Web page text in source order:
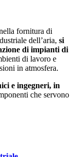
fornitura di
dell’aria, si
di impianti di
di lavoro e
in atmosfera.
e ingegneri, in
che servono